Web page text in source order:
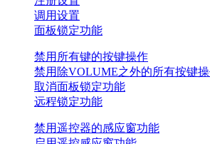
调用设置
面板锁定功能
禁用所有键的按键操作
禁用除VOLUME之外的所有按键
取消面板锁定功能
远程锁定功能
禁用遥控器的感应窗功能